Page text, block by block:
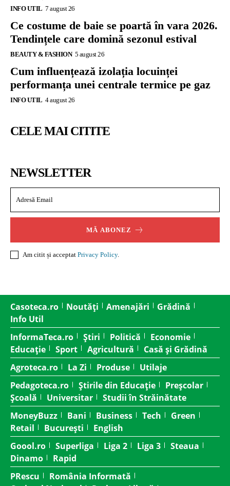
INFO UTIL 7 august 26
Ce costume de baie se poartă în vara 2026.
Tendințele care domină sezonul estival
BEAUTY & FASHION 5 august 26
Cum influențează izolația locuinței
performanța unei centrale termice pe gaz
INFO UTIL 4 august 26
CELE MAI CITITE
NEWSLETTER
MĂ ABONEZ
Am citit și acceptat Privacy Policy.
Casoteca.ro Noutăți Amenajări
Grădină
Info Util
InformaTeca.ro
Știri Politică
Economie
Educație
Sport Agricultură
Casă și Grădină
Agroteca.ro
La Zi Produse
Utilaje
Pedagoteca.ro
Știrile din Educație
Preșcolar
Școală
Universitar
Studii în Străinătate
MoneyBuzz
Bani Business Tech
Green
Retail
București
English
Goool.ro
Superliga Liga 2 Liga 3
Steaua
Dinamo
Rapid
PRescu
România Informată